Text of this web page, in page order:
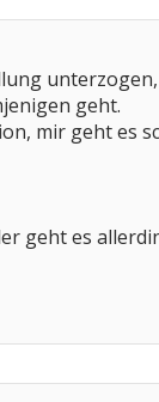
geht.
mir geht es
geht es